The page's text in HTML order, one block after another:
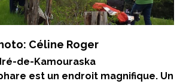
Céline Roger
de-Kamouraska
est un endroit magnifique. Un